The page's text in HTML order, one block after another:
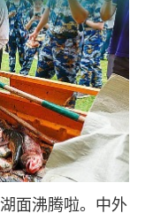
面沸腾啦。中外